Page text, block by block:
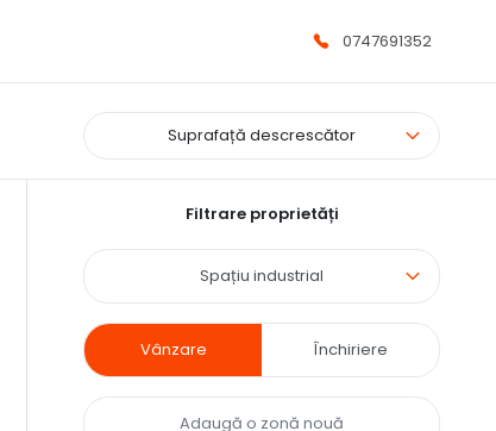
0747691352
Suprafață descrescător
Filtrare proprietăți
Spațiu industrial
Vânzare Închiriere